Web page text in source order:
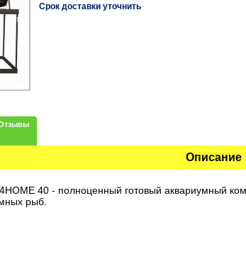
Срок доставки уточнить
Описание
40 - полноценный готовый аквариумный
рыб.